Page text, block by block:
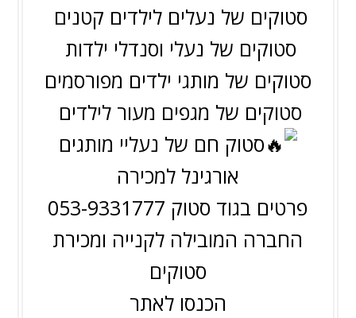
סטוקים של נעלים לילדים קטנים
סטוקים של נעלי וסנדלי ילדות
סטוקים של מותגי ילדים מפורסמים
סטוקים של מגפים מעור לילדים
סטוק חם של נעליי מותגים
אורגינל למכירה
פרטים בגוד סטוק 053-9331777
החברה המובילה לקנייה ומכירת
סטוקים
הכנסו לאתר